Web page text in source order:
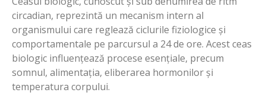
circadian, reprezintă un mecanism intern al
organismului care reglează ciclurile fiziologice și
comportamentale pe parcursul a 24 de ore. Acest ceas
biologic influențează procese esențiale, precum
somnul, alimentația, eliberarea hormonilor și
temperatura corpului.